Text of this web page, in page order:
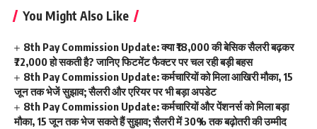
You Might Also Like
8th Pay Commission Update: क्या ₹18,000 की बेसिक सैलरी बढ़कर
₹72,000 हो सकती है? जानिए फिटमेंट फैक्टर पर चल रही बड़ी बहस
8th Pay Commission Update: कर्मचारियों को मिला आखिरी मौका, 15
जून तक भेजें सुझाव; सैलरी और एरियर पर भी बड़ा अपडेट
8th Pay Commission Update: कर्मचारियों और पेंशनर्स को मिला बड़ा
मौका, 15 जून तक भेज सकते हैं सुझाव; सैलरी में 30% तक बढ़ोतरी की उम्मीद